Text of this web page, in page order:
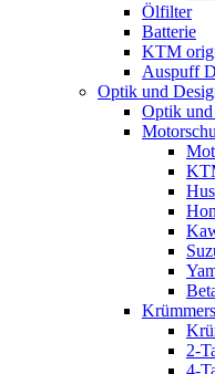
Ölfilter
Batterie
KTM
Auspuff
Optik und
Optik und
2-
4-